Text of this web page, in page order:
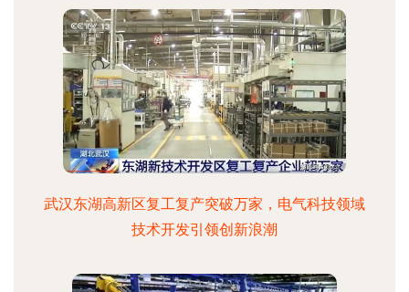
武汉东湖高新区复工复产突破万家，电气科技领域
技术开发引领创新浪潮